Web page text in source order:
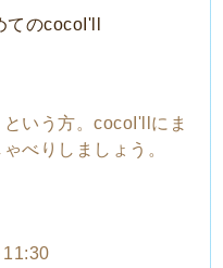
のcocoI'll
という方。cocoI'llにま
べりしましょう。